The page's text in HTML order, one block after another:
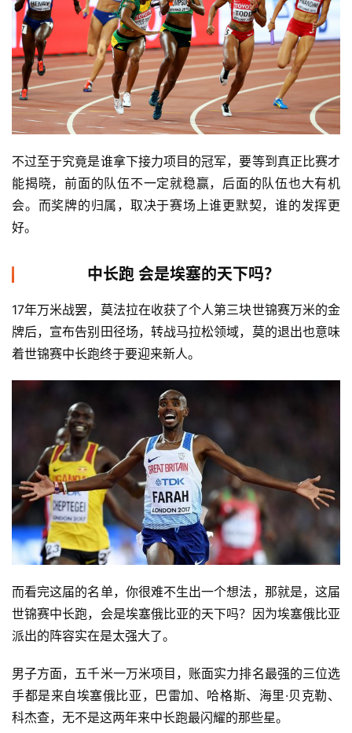
不过至于究竟是谁拿下接力项目的冠军，要等到真正比赛才
能揭晓，前面的队伍不一定就稳赢，后面的队伍也大有机
会。而奖牌的归属，取决于赛场上谁更默契，谁的发挥更
好。
中长跑 会是埃塞的天下吗？
17年万米战罢，莫法拉在收获了个人第三块世锦赛万米的金
牌后，宣布告别田径场，转战马拉松领域，莫的退出也意味
着世锦赛中长跑终于要迎来新人。
而看完这届的名单，你很难不生出一个想法，那就是，这届
世锦赛中长跑，会是埃塞俄比亚的天下吗？因为埃塞俄比亚
派出的阵容实在是太强大了。
男子方面，五千米一万米项目，账面实力排名最强的三位选
手都是来自埃塞俄比亚，巴雷加、哈格斯、海里·贝克勒、
科杰查，无不是这两年来中长跑最闪耀的那些星。